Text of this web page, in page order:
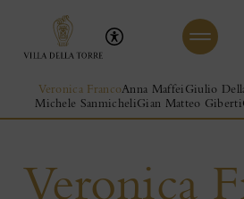
Vai al contenuto principale
Villa Della Torre
Inizio del contenuto principale
Veronica FrancoAnna MaffeiGiulio
Michele SanmicheliGian Matteo Giberti
Veronica